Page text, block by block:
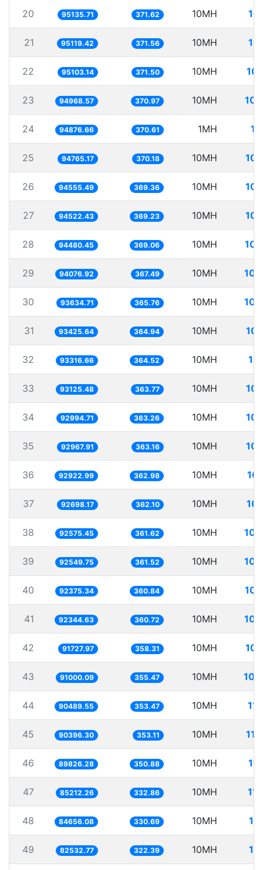
20 95135.71 371.62 10MH
21 95119.42 371.56 10MH
22 95103.14 371.50 10MH
23 94968.57 370.97 10MH
24 94876.66 370.61 1MH
25 94765.17 370.18 10MH
26 94555.49 369.36 10MH
27 94522.43 369.23 10MH
28 94480.45 369.06 10MH
29 94076.92 367.49 10MH
30 93634.71 365.76 10MH
31 93425.64 364.94 10MH
32 93316.66 364.52 10MH
33 93125.48 363.77 10MH
34 92994.71 363.26 10MH
35 92967.91 363.16 10MH
36 92922.99 362.98 10MH
37 92698.17 362.10 10MH
38 92575.45 361.62 10MH
39 92549.75 361.52 10MH
40 92375.34 360.84 10MH
41 92344.63 360.72 10MH
42 91727.97 358.31 10MH
43 91000.09 355.47 10MH
44 90489.55 353.47 10MH
45 90396.30 353.11 10MH
46 89826.28 350.88 10MH
47 85212.26 332.86 10MH
48 84656.08 330.69 10MH
49 82532.77 322.39 10MH